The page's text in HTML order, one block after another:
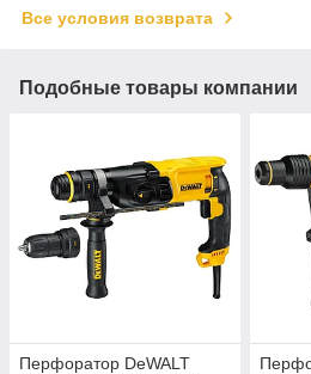
Все условия возврата
Подобные товары компании
Перфоратор DeWALT